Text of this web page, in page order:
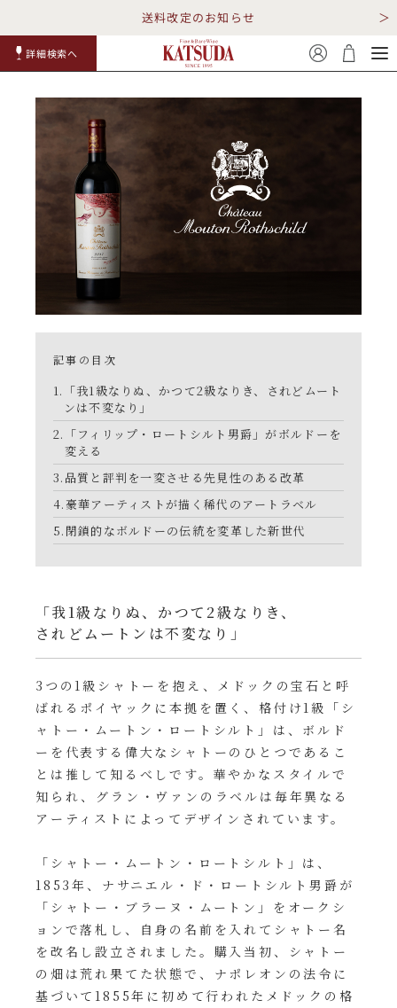
送料改定のお知らせ
詳細検索へ
キャンペーン
銘柄から探す
DRC
ラフィット ペトリュス
サロン ルイ・ロデレール
オーパス・ワン
スクリーミング・
生産地から探す
ボルドー シャンパーニュ
ローヌ その他
アメリカ カリフォルニア
その他
チリ その他国
種類で探す
赤ワイン
ワインセット
価格帯から探す
40,000円〜79,999円
80,000円〜99,999円
100,000円〜199,999円
200,000円〜499,999円
500,000円〜
メルマガ LINE
お問い合わせ
記事の目次
「我1級なりぬ、かつて2級なりき、されどムート
ンは不変なり」
「フィリップ・ロートシルト男爵」がボルドーを
変える
品質と評判を一変させる先見性のある改革
豪華アーティストが描く稀代のアートラベル
閉鎖的なボルドーの伝統を変革した新世代
「我1級なりぬ、かつて2級なりき、
されどムートンは不変なり」
3つの1級シャトーを抱え、メドックの宝石と呼
ばれるポイヤックに本拠を置く、格付け1級「シ
ャトー・ムートン・ロートシルト」は、ボルド
ーを代表する偉大なシャトーのひとつであるこ
とは推して知るべしです。華やかなスタイルで
知られ、グラン・ヴァンのラベルは毎年異なる
アーティストによってデザインされています。
「シャトー・ムートン・ロートシルト」は、
1853年、ナサニエル・ド・ロートシルト男爵が
「シャトー・ブラーヌ・ムートン」をオークシ
ョンで落札し、自身の名前を入れてシャトー名
を改名し設立されました。購入当初、シャトー
の畑は荒れ果てた状態で、ナポレオンの法令に
基づいて1855年に初めて行われたメドックの格